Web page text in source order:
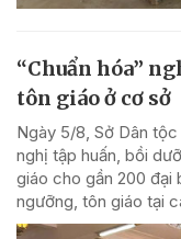
“Chuẩn hóa”
tôn giáo ở cơ sở
Ngày 5/8, Sở Dân
nghị tập huấn, bồi
giáo cho gần 200 đại
ngưỡng, tôn giáo tại